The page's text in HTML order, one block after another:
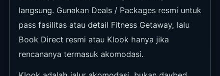
langsung. Gunakan Deals / Packages resmi untuk
pass fasilitas atau detail Fitness Getaway, lalu
Book Direct resmi atau Klook hanya jika
rencananya termasuk akomodasi.
Klook adalah jalur akomodasi, bukan daybed